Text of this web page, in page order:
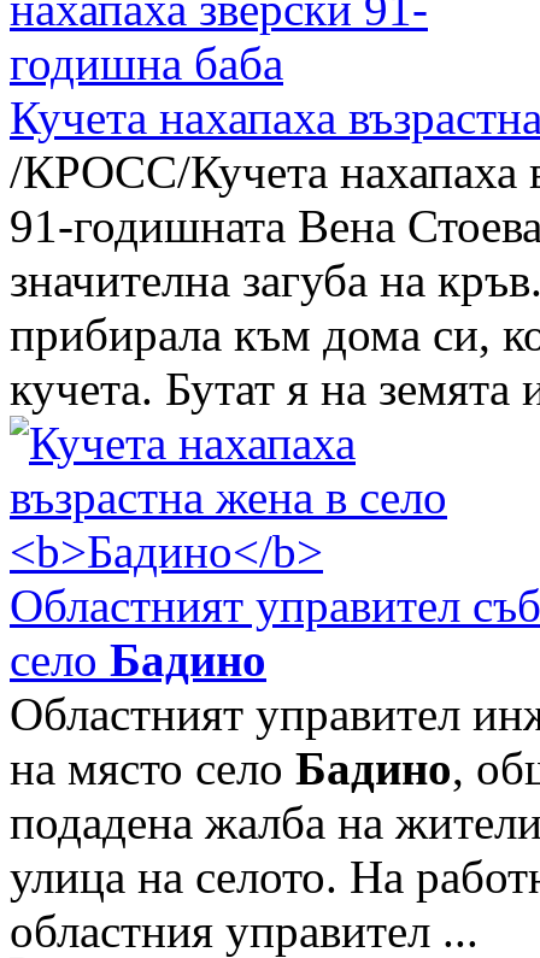
Кучета нахапаха
/КРОСС/Кучета нахапаха
91-годишната Вена
значителна загуба на
прибирала към дома си,
кучета. Бутат я на земята
Областният управител
село Бадино
Областният управител
на място село Бадино,
подадена жалба на
улица на селото. На
областния управител ...